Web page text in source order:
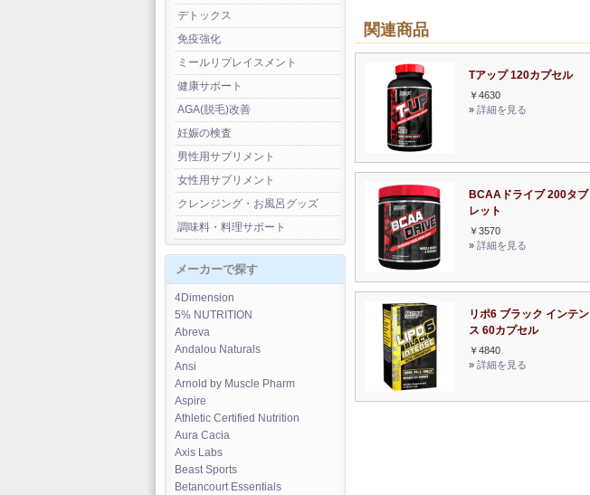
デトックス
免疫強化
ミールリプレイスメント
健康サポート
AGA(脱毛)改善
妊娠の検査
男性用サプリメント
女性用サプリメント
クレンジング・お風呂グッズ
調味料・料理サポート
メーカーで探す
4Dimension
5% NUTRITION
Abreva
Andalou Naturals
Ansi
Arnold by Muscle Pharm
Aspire
Athletic Certified Nutrition
Aura Cacia
Axis Labs
Beast Sports
Betancourt Essentials
関連商品
Tアップ 120カプセル
￥4630
» 詳細を見る
BCAAドライブ 200タブ
レット
￥3570
» 詳細を見る
リポ6 ブラック インテン
ス 60カプセル
￥4840
» 詳細を見る